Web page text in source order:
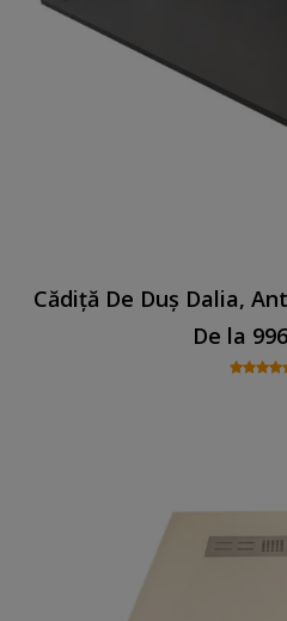
Cădiță De Duș Dalia,
De la